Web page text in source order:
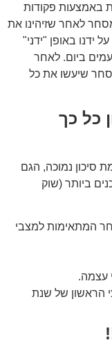
באמצעות פקודות
לאחר שזיהינו את
ידנו באופן "ידני"
ביום. לאחר
שיעשו את כל
כל כך
סיכון נמוכה, הגם
ביותר (שוק
המתאימות למצבי
הראשון של שנת